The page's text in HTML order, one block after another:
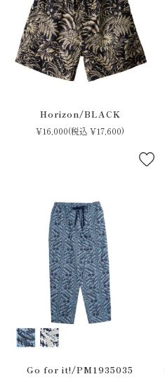
Horizon/BLACK
¥16,000(税込 ¥17,600)
Go for it!/PM1935035